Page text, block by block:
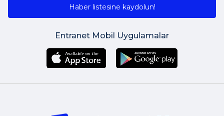
Haber listesine kaydolun!
Entranet Mobil Uygulamalar